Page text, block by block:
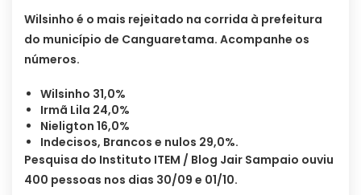
Wilsinho é o mais rejeitado na corrida à prefeitura
do município de Canguaretama. Acompanhe os
números.
Wilsinho 31,0%
Irmã Lila 24,0%
Nieligton 16,0%
Indecisos, Brancos e nulos 29,0%.
Pesquisa do Instituto ITEM / Blog Jair Sampaio ouviu
400 pessoas nos dias 30/09 e 01/10.